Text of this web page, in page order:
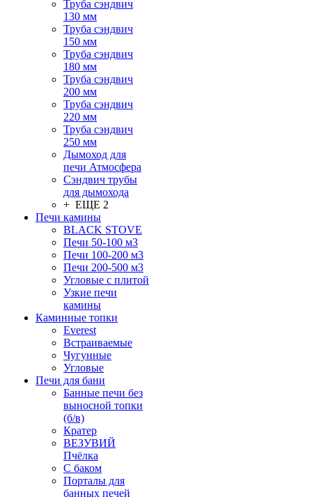
Труба сэндвич
130 мм
Труба сэндвич
150 мм
Труба сэндвич
180 мм
Труба сэндвич
200 мм
Труба сэндвич
220 мм
Труба сэндвич
250 мм
Дымоход для
печи Атмосфера
Сэндвич трубы
для дымохода
+ ЕЩЕ 2
Печи камины
BLACK STOVE
Печи 50-100 м3
Печи 100-200 м3
Печи 200-500 м3
Угловые с плитой
Узкие печи
камины
Каминные топки
Everest
Встраиваемые
Чугунные
Угловые
Печи для бани
Банные печи без
выносной топки
(б/в)
Кратер
ВЕЗУВИЙ
Пчёлка
С баком
Порталы для
банных печей